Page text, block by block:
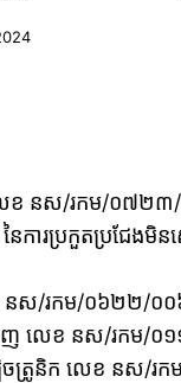
ខ នស/រកម/០៧២៣/
ៃការប្រកួតប្រជែ
ខ នស/រកម/០៦២២/០
ញ លេខ នស/រកម/០
ឡិចត្រូនិក លេខ នស/រ